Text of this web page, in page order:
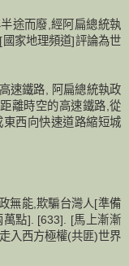
途而廢,經阿扁總統執
家地理頻道]評論為世
速鐵路, 阿扁總統執政
離時空的高速鐵路,從
西向快速道路縮短城
無能,欺騙台灣人[準備
點]. [633]. [馬上漸漸
入西方極權(共匪)世界